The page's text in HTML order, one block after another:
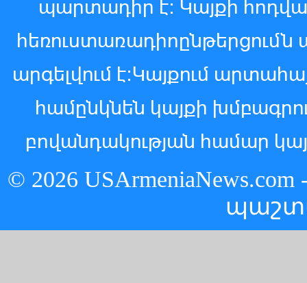
պարտադիր է: Կայքի
հեռուստառադիոընթերցումն
արգելվում է:Կայքում
համընկնեն կայքի
բովանդակության համար
© 2026